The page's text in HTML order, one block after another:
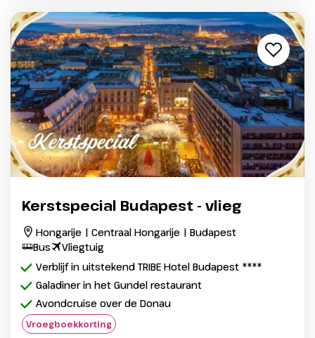
Kerstspecial Budapest - vlieg
Hongarije | Centraal Hongarije | Budapest
Bus
Vliegtuig
Verblijf in uitstekend TRIBE Hotel Budapest ****
Galadiner in het Gundel restaurant
Avondcruise over de Donau
Vroegboekkorting